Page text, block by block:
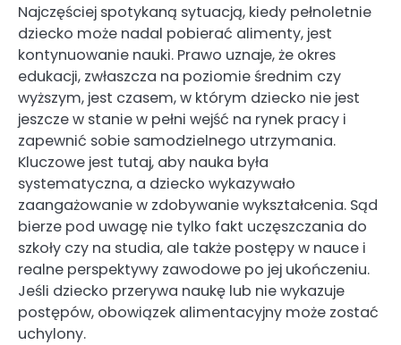
Najczęściej spotykaną sytuacją, kiedy pełnoletnie
dziecko może nadal pobierać alimenty, jest
kontynuowanie nauki. Prawo uznaje, że okres
edukacji, zwłaszcza na poziomie średnim czy
wyższym, jest czasem, w którym dziecko nie jest
jeszcze w stanie w pełni wejść na rynek pracy i
zapewnić sobie samodzielnego utrzymania.
Kluczowe jest tutaj, aby nauka była
systematyczna, a dziecko wykazywało
zaangażowanie w zdobywanie wykształcenia. Sąd
bierze pod uwagę nie tylko fakt uczęszczania do
szkoły czy na studia, ale także postępy w nauce i
realne perspektywy zawodowe po jej ukończeniu.
Jeśli dziecko przerywa naukę lub nie wykazuje
postępów, obowiązek alimentacyjny może zostać
uchylony.